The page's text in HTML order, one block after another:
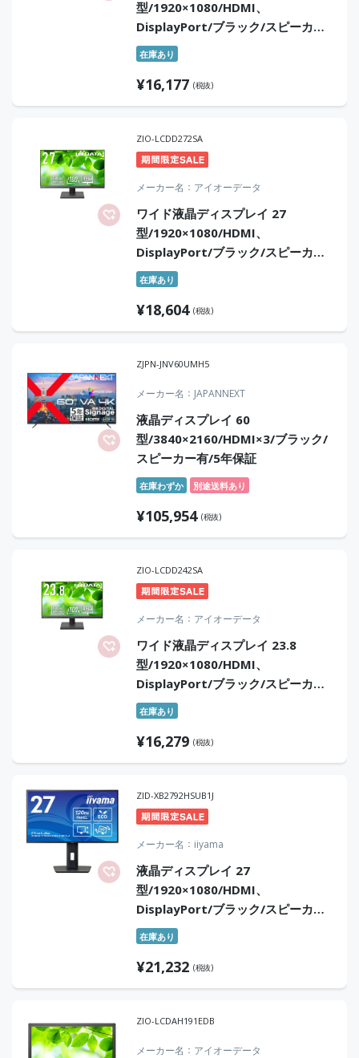
型/1920×1080/HDMI、
DisplayPort/ブラック/スピーカー
あり/IPS方式/角度調整/3年保証
在庫あり
¥16,177 (税抜)
ZIO-LCDD272SA
メーカー名 アイオーデータ
ワイド液晶ディスプレイ 27
型/1920×1080/HDMI、
DisplayPort/ブラック/スピーカ
ー：あり/「5年保証」/100Hz対応で
視認性アップ！
在庫あり
¥18,604 (税抜)
ZJPN-JNV60UMH5
メーカー名 JAPANNEXT
液晶ディスプレイ 60
型/3840×2160/HDMI×3/ブラック/
スピーカー有/5年保証
在庫わずか 別途送料あり
¥105,954 (税抜)
ZIO-LCDD242SA
メーカー名 アイオーデータ
ワイド液晶ディスプレイ 23.8
型/1920×1080/HDMI、
DisplayPort/ブラック/スピーカ
ー：あり/「5年保証」/100Hz対応で
視認性アップ！
在庫あり
¥16,279 (税抜)
ZID-XB2792HSUB1J
メーカー名 iiyama
液晶ディスプレイ 27
型/1920×1080/HDMI、
DisplayPort/ブラック/スピーカー
あり/IPS方式パネル/昇降/スウィー
ベル/ピボット/チルト/3年保証
在庫あり
¥21,232 (税抜)
ZIO-LCDAH191EDB
メーカー名 アイオーデータ